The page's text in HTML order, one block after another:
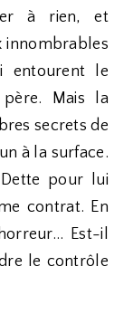
à rien, et
innombrables
entourent le
Mais la
secrets de
à la surface.
pour lui
contrat. En
Est-il
le contrôle